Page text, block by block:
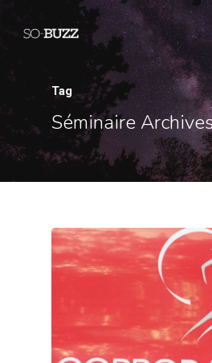
Tag
Séminaire